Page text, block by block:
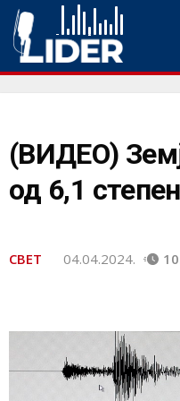
(ВИДЕО)
од 6,1
СВЕТ 04.04.2024.